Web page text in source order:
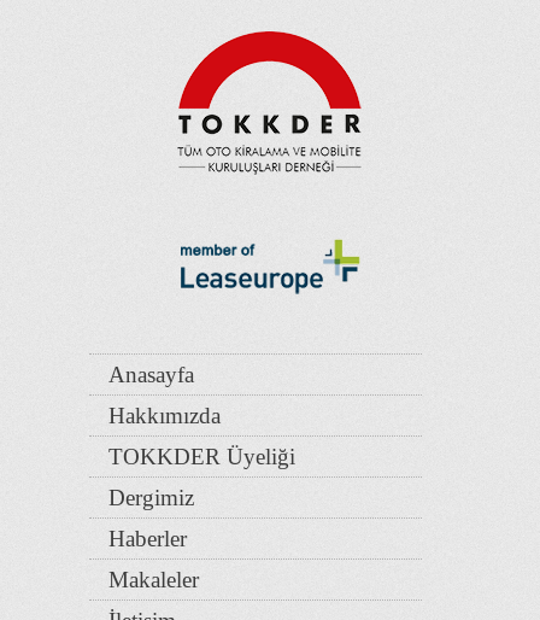
Anasayfa
Hakkımızda
TOKKDER Üyeliği
Dergimiz
Haberler
Makaleler